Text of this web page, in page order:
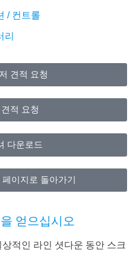
/ 컨트롤
리
견적 요청
적 요청
다운로드
이지로 돌아가기
얻으십시오
적인 라인 셧다운 동안 스크